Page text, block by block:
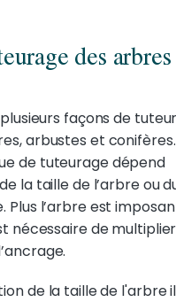
des arbres
façons de
arbustes et
de tuteurage dépend
la taille de l’arbre ou
Plus l’arbre est
nécessaire de
de la taille de l'arbre il